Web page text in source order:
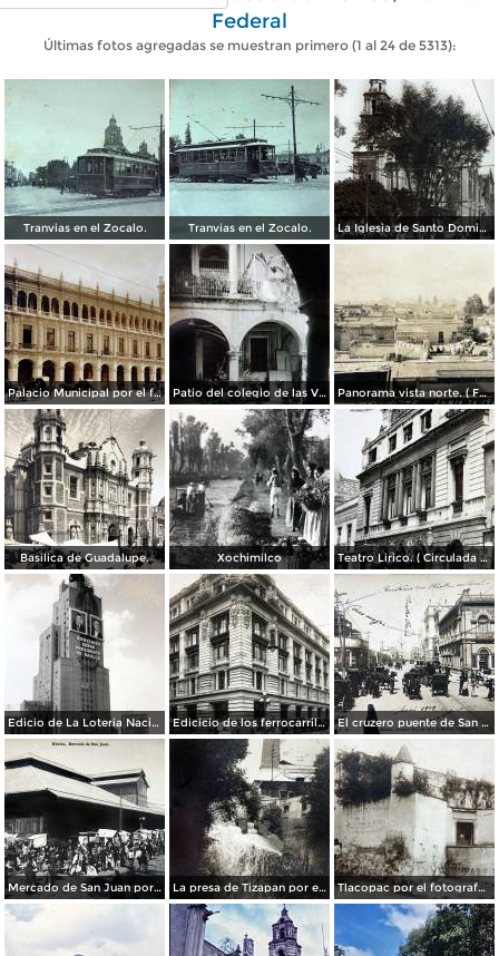
Federal
Últimas fotos agregadas se muestran primero (1 al 24 de 5313):
Tranvias en el Zocalo. Tranvias en el Zocalo. La Iglesia de Santo Domingo.
Palacio Municipal por el fotografo Hugo Brehme.. Patio del colegio de las Vizcainas por el fotografo Hugo Brehme. Panorama vista norte. ( Fechada el 20 de Junio de 1905 ).
Basilica de Guadalupe. Xochimilco Teatro Lirico. ( Circulada el 1 de Agosto de 1926 ).
Edicio de La Loteria Nacional Ciudad de México Abril de 1964 Edicicio de los ferrocarriles. El cruzero puente de San Francisco y Guardiola por el fotografo Felix Miret.
Mercado de San Juan por el fotografo Felix Miret La presa de Tizapan por el fotografo Fernando Kososky. ( Circulada el 22 de Diembre de 1910 ). Tlacopac por el fotografo Hugo Brehme.